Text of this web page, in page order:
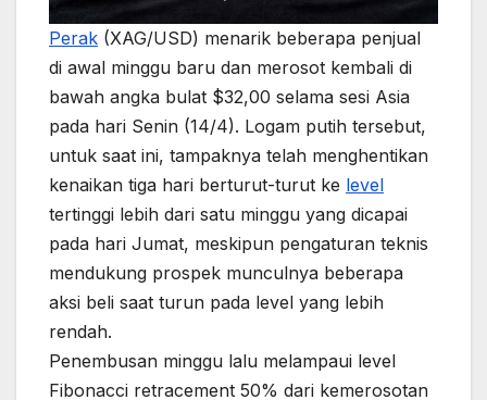
Perak (XAG/USD) menarik beberapa penjual
di awal minggu baru dan merosot kembali di
bawah angka bulat $32,00 selama sesi Asia
pada hari Senin (14/4). Logam putih tersebut,
untuk saat ini, tampaknya telah menghentikan
kenaikan tiga hari berturut-turut ke level
tertinggi lebih dari satu minggu yang dicapai
pada hari Jumat, meskipun pengaturan teknis
mendukung prospek munculnya beberapa
aksi beli saat turun pada level yang lebih
rendah.
Penembusan minggu lalu melampaui level
Fibonacci retracement 50% dari kemerosotan